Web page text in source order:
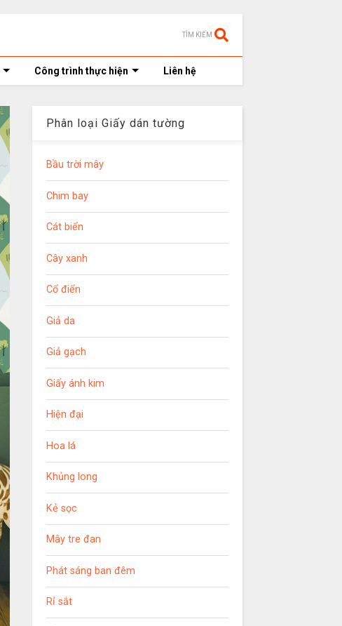
TÌM KIẾM
Công trình thực hiện Liên hệ
Phân loại Giấy dán tường
Bầu trời mây
Chim bay
Cát biển
Cây xanh
Cổ điển
Giả da
Giả gạch
Giấy ánh kim
Hiện đại
Hoa lá
Khủng long
Kẻ sọc
Mây tre đan
Phát sáng ban đêm
Rỉ sắt